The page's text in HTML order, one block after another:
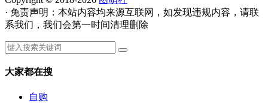
· 免责声明：本站内容均来源互联网，如发现违规内容，请联
系我们，我们会第一时间清理删除
大家都在搜
自购